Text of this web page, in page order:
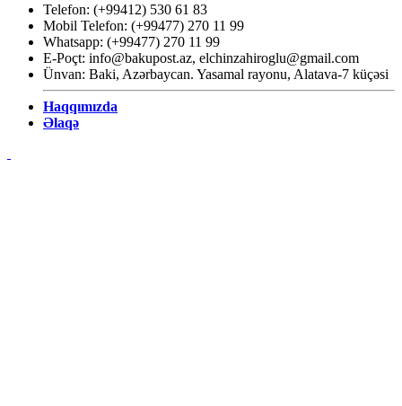
Telefon: (+99412) 530 61 83
Mobil Telefon: (+99477) 270 11 99
Whatsapp: (+99477) 270 11 99
E-Poçt: info@bakupost.az, elchinzahiroglu@gmail.com
Ünvan: Baki, Azərbaycan. Yasamal rayonu, Alatava-7 küçəsi
Haqqımızda
Əlaqə